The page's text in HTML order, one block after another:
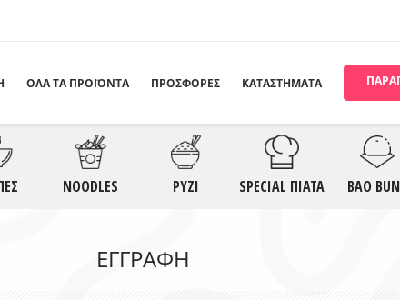
ΟΛΑ ΤΑ ΠΡΟΪΟΝΤΑ
ΟΡΕΚΤΙΚΑ ΣΑΛΑΤΕΣ ΣΟΥΠΕΣ
SAUCES
ΠΡΟΣΦΟΡΕΣ ΚΑΤΑΣΤΗΜΑΤΑ
NOODLES ΡΥΖΙ SPECIAL ΠΙΑΤΑ BAO
ΕΓΓΡΑΦΉ